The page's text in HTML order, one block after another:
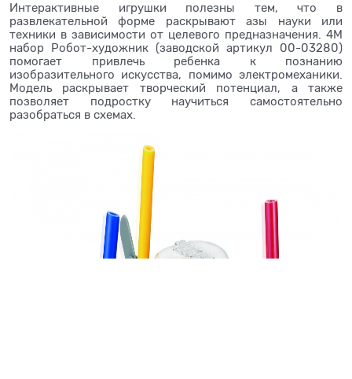
Интерактивные игрушки полезны тем, что в
развлекательной форме раскрывают азы науки или
техники в зависимости от целевого предназначения. 4М
набор Робот-художник (заводской артикул 00-03280)
помогает привлечь ребенка к познанию
изобразительного искусства, помимо электромеханики.
Модель раскрывает творческий потенциал, а также
позволяет подростку научиться самостоятельно
разобраться в схемах.